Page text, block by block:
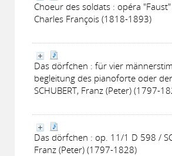
Choeur des soldats : opéra
Charles François (1818-1893)
Das dörfchen : für vier
begleitung des pianoforte oder
SCHUBERT, Franz (Peter) (1797-
Das dörfchen : op. 11/1 D 598 /
Franz (Peter) (1797-1828)